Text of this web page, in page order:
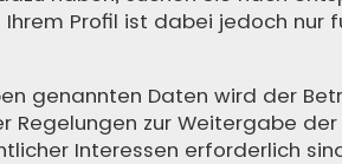
Profil ist dabei jedoch
genannten Daten wird der
Regelungen zur Weitergabe
Interessen erforderlich